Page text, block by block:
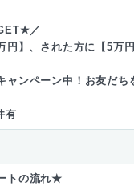
／
円】、された方に【5万
ャンペーン中！お友だち
有
トの流れ★